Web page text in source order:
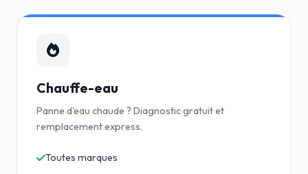
Chauffe-eau
Panne d'eau chaude ? Diagnostic gratuit et
remplacement express.
Toutes marques